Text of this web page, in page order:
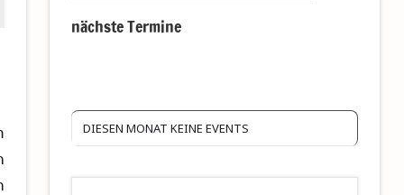
nächste Termine
DIESEN MONAT KEINE EVENTS